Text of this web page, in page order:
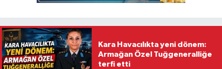
Kara Havacılıkta yeni dönem:
Armağan Özel Tuğgeneralliğe
terfi etti